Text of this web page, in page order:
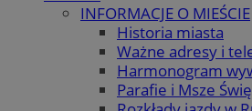
INFORMACJE O MIEŚCIE
Historia miasta
Ważne adresy i
Harmonogram
Parafie i Msze